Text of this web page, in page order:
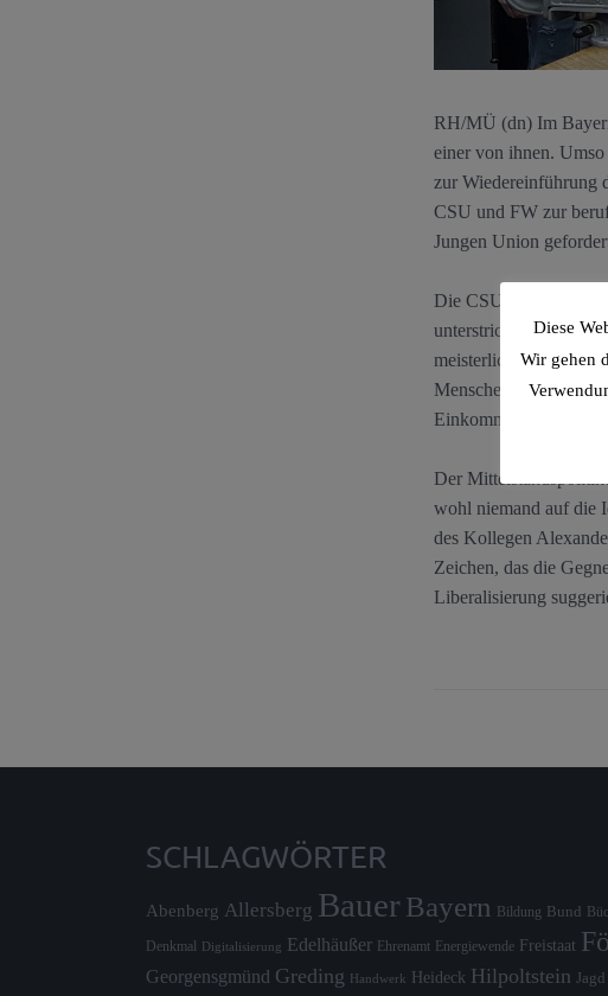
RH/MÜ (dn) Im
einer von ihnen.
zur Wiedereinführung
CSU und FW zur
Jungen Union
Die CSU stehe zum
unterstrich der
meisterliche Qualität
Menschen, dass
Einkommen auch im
Der
wohl niemand auf die
des Kollegen
Zeichen, das die
Liberalisierung
SCHLAGWÖRTER
Abenberg Allersberg Bauer Bayern Bildung Bund
Denkmal Digitalisierung Edelhäußer Ehrenamt Energiewende Freistaat
Georgensgmünd Greding Handwerk Heideck Hilpoltstein Jagd
Diese
Wir gehen